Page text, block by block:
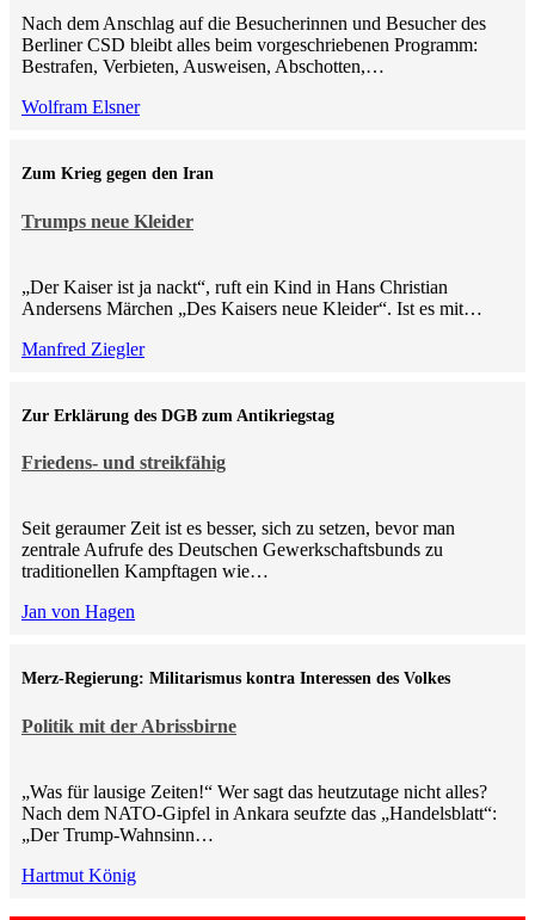
Nach dem Anschlag auf die Besucherinnen und Besucher des
Berliner CSD bleibt alles beim vorgeschriebenen Programm:
Bestrafen, Verbieten, Ausweisen, Abschotten,…
Wolfram Elsner
Trumps neue Kleider
Zum Krieg gegen den Iran
„Der Kaiser ist ja nackt“, ruft ein Kind in Hans Christian
Andersens Märchen „Des Kaisers neue Kleider“. Ist es mit…
Manfred Ziegler
Friedens- und streikfähig
Zur Erklärung des DGB zum Antikriegstag
Seit geraumer Zeit ist es besser, sich zu setzen, bevor man
zentrale Aufrufe des Deutschen Gewerkschaftsbunds zu
traditionellen Kampftagen wie…
Jan von Hagen
Politik mit der Abrissbirne
Merz-Regierung: Militarismus kontra Inte­ressen des Volkes
„Was für lausige Zeiten!“ Wer sagt das heutzutage nicht alles?
Nach dem NATO-Gipfel in Ankara seufzte das „Handelsblatt“:
„Der Trump-Wahnsinn…
Hartmut König